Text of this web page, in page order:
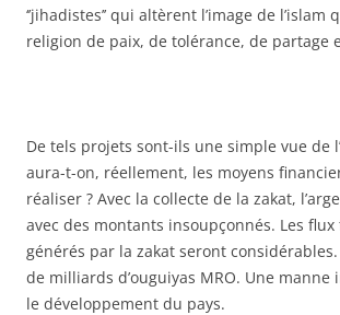
‘’jihadistes’’ qui altèrent l’image de l’islam
religion de paix, de tolérance, de partage
De tels projets sont-ils une simple vue de
aura-t-on, réellement, les moyens
réaliser ? Avec la collecte de la zakat,
avec des montants insoupçonnés. Les
générés par la zakat seront
de milliards d’ouguiyas MRO. Une manne
le développement du pays.